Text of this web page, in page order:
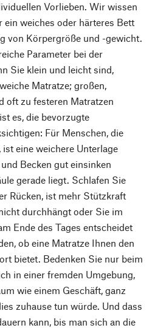
Vorlieben. Wir wissen
ein weiches oder härteres Bett
von Körpergröße und -gewicht.
Parameter bei der
Sie klein und leicht sind,
Matratze; großen,
oft zu festeren Matratzen
es, die bevorzugte
Für Menschen, die
eine weichere Unterlage
Becken gut einsinken
gerade liegt. Schlafen Sie
Rücken, ist mehr Stützkraft
durchhängt oder Sie im
Ende des Tages entscheidet
ob eine Matratze Ihnen den
bietet. Bedenken Sie nur beim
in einer fremden Umgebung,
wie einem Geschäft, ganz
zuhause tun würde. Und dass
kann, bis man sich an die